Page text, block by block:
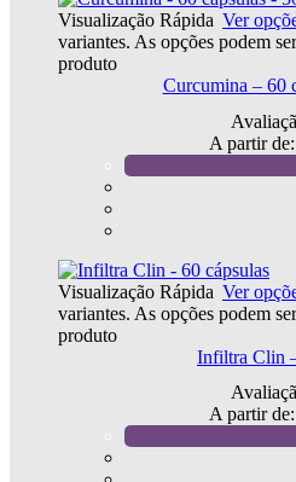
Visualização Rápida Ver
variantes. As opções podem
produto
Curcumina – 60
A partir de:
Visualização Rápida Ver
variantes. As opções podem
produto
Infiltra Clin
A partir de: